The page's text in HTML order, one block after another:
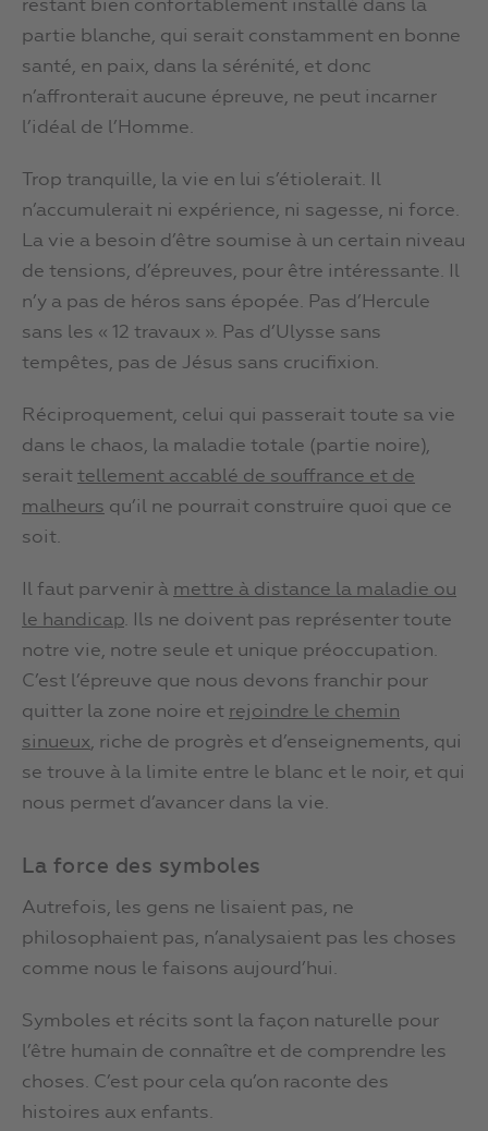
restant bien confortablement installé dans la
partie blanche, qui serait constamment en bonne
santé, en paix, dans la sérénité, et donc
n’affronterait aucune épreuve, ne peut incarner
l’idéal de l’Homme.
Trop tranquille, la vie en lui s’étiolerait. Il
n’accumulerait ni expérience, ni sagesse, ni force.
La vie a besoin d’être soumise à un certain niveau
de tensions, d’épreuves, pour être intéressante. Il
n’y a pas de héros sans épopée. Pas d’Hercule
sans les « 12 travaux ». Pas d’Ulysse sans
tempêtes, pas de Jésus sans crucifixion.
Réciproquement, celui qui passerait toute sa vie
dans le chaos, la maladie totale (partie noire),
serait tellement accablé de souffrance et de
malheurs qu’il ne pourrait construire quoi que ce
soit.
Il faut parvenir à mettre à distance la maladie ou
le handicap. Ils ne doivent pas représenter toute
notre vie, notre seule et unique préoccupation.
C’est l’épreuve que nous devons franchir pour
quitter la zone noire et rejoindre le chemin
sinueux, riche de progrès et d’enseignements, qui
se trouve à la limite entre le blanc et le noir, et qui
nous permet d’avancer dans la vie.
La force des symboles
Autrefois, les gens ne lisaient pas, ne
philosophaient pas, n’analysaient pas les choses
comme nous le faisons aujourd’hui.
Symboles et récits sont la façon naturelle pour
l’être humain de connaître et de comprendre les
choses. C’est pour cela qu’on raconte des
histoires aux enfants.